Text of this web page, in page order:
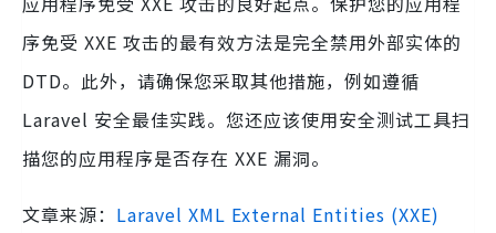
序免受 XXE 攻击的最有效方法是完全禁用外部实体的
DTD。此外，请确保您采取其他措施，例如遵循
Laravel 安全最佳实践。您还应该使用安全测试工具扫
描您的应用程序是否存在 XXE 漏洞。
文章来源： Laravel XML External Entities (XXE)